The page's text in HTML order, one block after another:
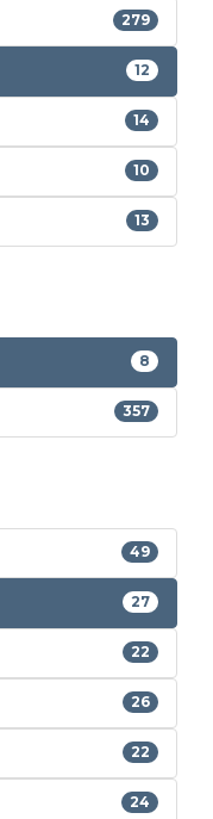
279
12
14
10
13
8
357
49
27
22
26
22
24